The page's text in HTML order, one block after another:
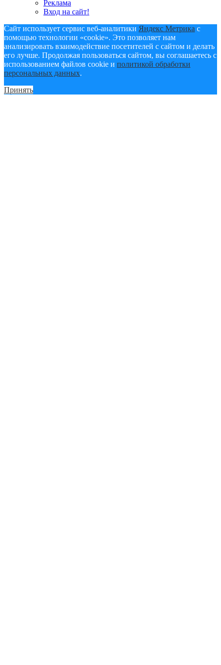
Реклама
Вход на сайт!
Сайт использует сервис веб-аналитики Яндекс Метрика с
помощью технологии «cookie». Это позволяет нам
анализировать взаимодействие посетителей с сайтом и делать
его лучше. Продолжая пользоваться сайтом, вы соглашаетесь с
использованием файлов cookie и политикой обработки
персональных данных.
Принять